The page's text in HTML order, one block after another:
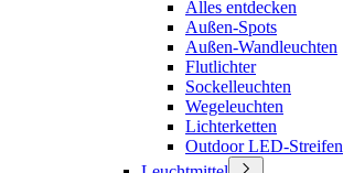
Alles entdecken
Außen-Spots
Außen-Wandleuchten
Flutlichter
Sockelleuchten
Wegeleuchten
Lichterketten
Outdoor LED-Streifen